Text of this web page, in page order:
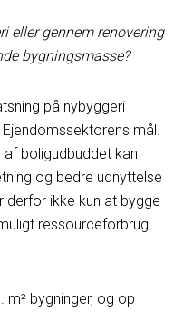
eller gennem renovering
bygningsmasse?
på nybyggeri
mål.
boligudbuddet kan
og bedre udnyttelse
derfor ikke kun at bygge
ressourceforbrug
bygninger, og op